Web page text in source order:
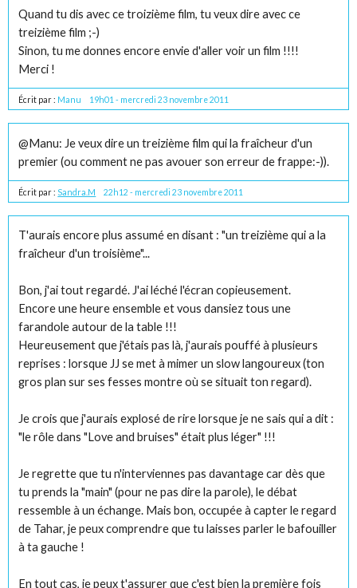
Quand tu dis avec ce troizième film, tu veux dire avec ce
treizième film ;-)
Sinon, tu me donnes encore envie d'aller voir un film !!!!
Merci !
Écrit par : Manu 19h01 - mercredi 23 novembre 2011
@Manu: Je veux dire un treizième film qui la fraîcheur d'un
premier (ou comment ne pas avouer son erreur de frappe:-)).
Écrit par : Sandra.M 22h12 - mercredi 23 novembre 2011
T'aurais encore plus assumé en disant : "un treizième qui a la
fraîcheur d'un troisième"...
Bon, j'ai tout regardé. J'ai léché l'écran copieusement.
Encore une heure ensemble et vous dansiez tous une
farandole autour de la table !!!
Heureusement que j'étais pas là, j'aurais pouffé à plusieurs
reprises : lorsque JJ se met à mimer un slow langoureux (ton
gros plan sur ses fesses montre où se situait ton regard).
Je crois que j'aurais explosé de rire lorsque je ne sais qui a dit :
"le rôle dans "Love and bruises" était plus léger" !!!
Je regrette que tu n'interviennes pas davantage car dès que
tu prends la "main" (pour ne pas dire la parole), le débat
ressemble à un échange. Mais bon, occupée à capter le regard
de Tahar, je peux comprendre que tu laisses parler le bafouiller
à ta gauche !
En tout cas, je peux t'assurer que c'est bien la première fois